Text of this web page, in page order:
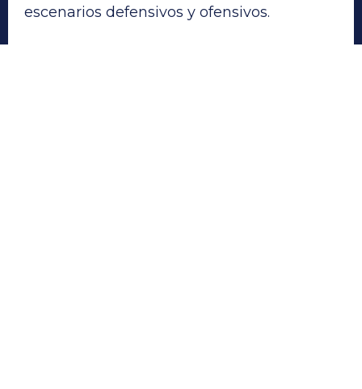
escenarios defensivos y ofensivos.